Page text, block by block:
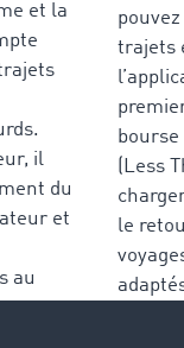
et la
il
du
et
au
trajets
(Less
le